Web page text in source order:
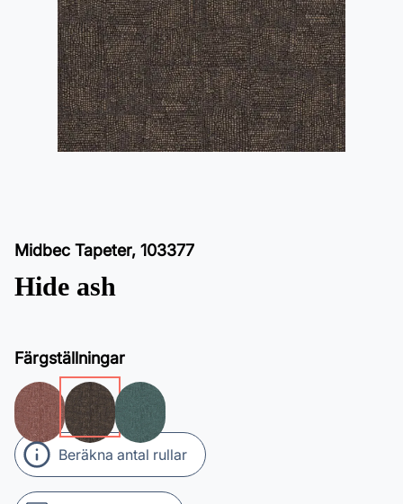
Midbec Tapeter, 103377
Hide ash
Färgställningar
Beräkna antal rullar